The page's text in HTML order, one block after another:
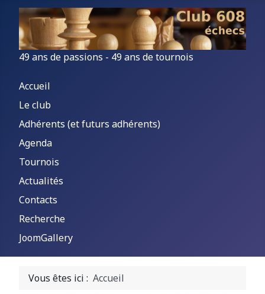
49 ans de passions - 49 ans de tournois
Accueil
Le club
Adhérents (et futurs adhérents)
Agenda
Tournois
Actualités
Contacts
Recherche
JoomGallery
Vous êtes ici : Accueil